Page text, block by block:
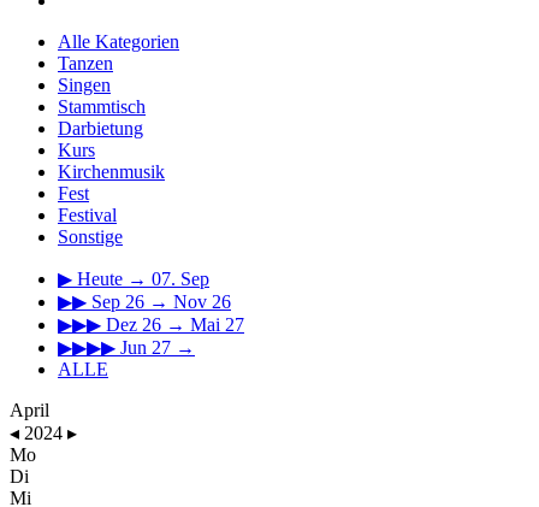
Alle Kategorien
Tanzen
Singen
Stammtisch
Darbietung
Kurs
Kirchenmusik
Fest
Festival
Sonstige
▶ Heute → 07. Sep
▶▶ Sep 26 → Nov 26
▶▶▶ Dez 26 → Mai 27
▶▶▶▶ Jun 27 →
ALLE
April
◂ 2024 ▸
Mo
Di
Mi